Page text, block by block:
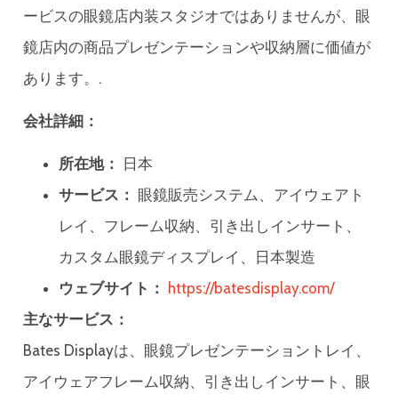
ービスの眼鏡店内装スタジオではありませんが、眼
鏡店内の商品プレゼンテーションや収納層に価値が
あります。.
会社詳細：
所在地： 日本
サービス： 眼鏡販売システム、アイウェアト
レイ、フレーム収納、引き出しインサート、
カスタム眼鏡ディスプレイ、日本製造
ウェブサイト： https://batesdisplay.com/
主なサービス：
Bates Displayは、眼鏡プレゼンテーショントレイ、
アイウェアフレーム収納、引き出しインサート、眼